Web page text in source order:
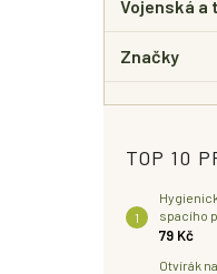
Vojenská
Značky
TOP 10
spacího
79 Kč
Otvírák